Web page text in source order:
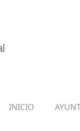
INICIO